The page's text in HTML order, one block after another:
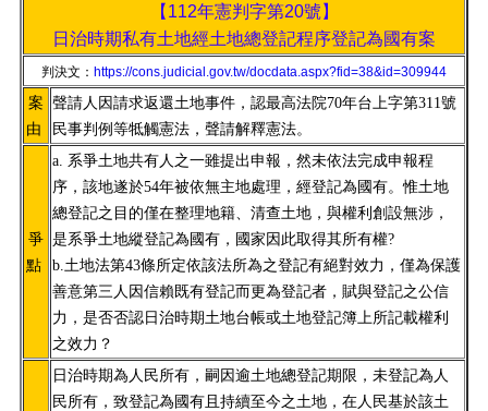
【112年憲判字第20號】
日治時期私有土地經土地總登記程序登記為國有案
判決文： https://cons.judicial.gov.tw/docdata.aspx?fid=38&id=309944
案
由
聲請人因請求返還土地事件，認最高法院70年台上字第311號
民事判例等牴觸憲法，聲請解釋憲法。
爭
點
a. 系爭土地共有人之一雖提出申報，然未依法完成申報程
序，該地遂於54年被依無主地處理，經登記為國有。惟土地
總登記之目的僅在整理地籍、清查土地，與權利創設無涉，
是系爭土地縱登記為國有，國家因此取得其所有權?
b.土地法第43條所定依該法所為之登記有絕對效力，僅為保護
善意第三人因信賴既有登記而更為登記者，賦與登記之公信
力，是否否認日治時期土地台帳或土地登記簿上所記載權利
之效力？
日治時期為人民所有，嗣因逾土地總登記期限，未登記為人
民所有，致登記為國有且持續至今之土地，在人民基於該土